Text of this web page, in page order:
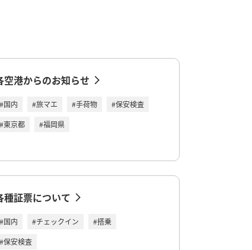
空港からのお知らせ
#国内 #旅マエ #手荷物
#保安検査
#東京都
#福岡県
種証票について
#国内 #チェックイン
#搭乗
#保安検査